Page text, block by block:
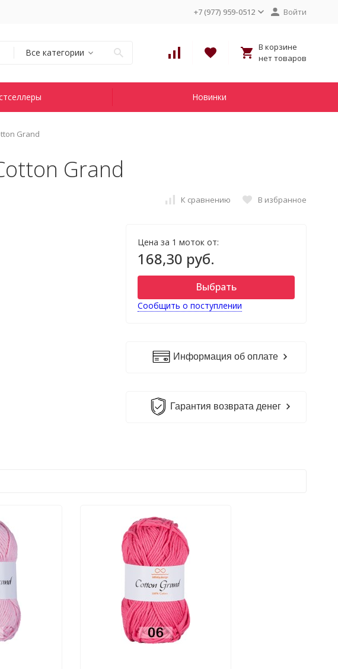
+7 (977) 959-0512 Войти
Все категории
В корзине
нет товаров
Новинки
Grand
Grand
К сравнению В избранное
Цена за 1 моток от:
168,30 руб.
Выбрать
Сообщить о поступлении
Информация об оплате
Гарантия возврата денег